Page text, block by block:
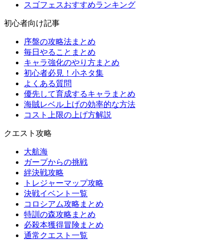
スゴフェスおすすめランキング
初心者向け記事
序盤の攻略法まとめ
毎日やることまとめ
キャラ強化のやり方まとめ
初心者必見！小ネタ集
よくある質問
優先して育成するキャラまとめ
海賊レベル上げの効率的な方法
コスト上限の上げ方解説
クエスト攻略
大航海
ガープからの挑戦
絆決戦攻略
トレジャーマップ攻略
決戦イベント一覧
コロシアム攻略まとめ
特訓の森攻略まとめ
必殺本獲得冒険まとめ
通常クエスト一覧